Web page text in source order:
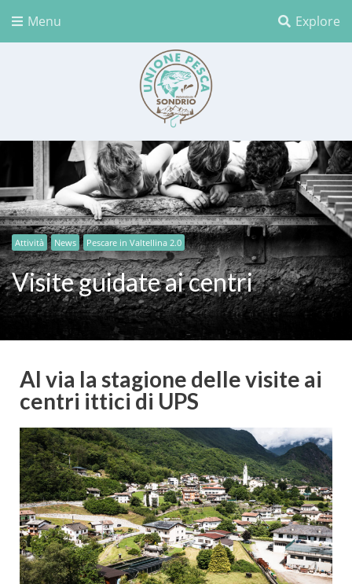
Explore
Menu
Unione Pesca Sondrio
Attività News Pescare in Valtellina 2.0
Visite guidate ai centri
Al via la stagione delle visite ai
centri ittici di UPS